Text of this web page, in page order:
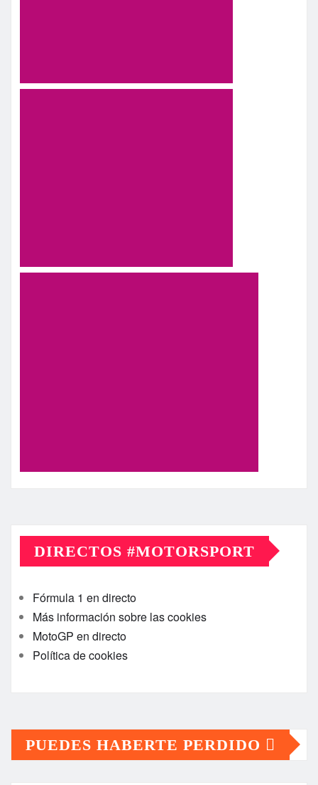
DIRECTOS #MOTORSPORT
Fórmula 1 en directo
Más información sobre las cookies
MotoGP en directo
Política de cookies
PUEDES HABERTE PERDIDO